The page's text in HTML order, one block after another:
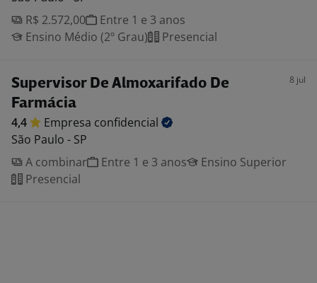
R$ 2.572,00
Entre 1 e 3 anos
Ensino Médio (2º Grau)
Presencial
Supervisor De Almoxarifado De
Farmácia
8 jul
4,4 Empresa confidencial
São Paulo - SP
A combinar
Entre 1 e 3 anos
Ensino Superior
Presencial